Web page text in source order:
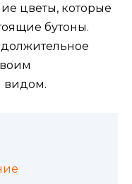
цветы, которые
бутоны.
видом.